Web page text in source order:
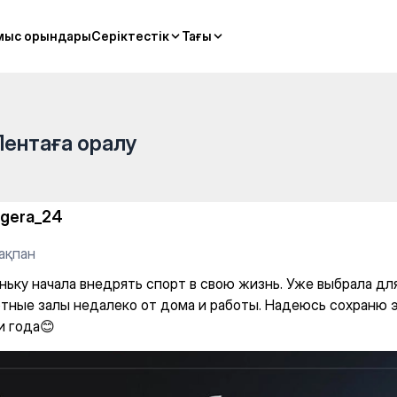
орындарыСеріктестік Тағы
орындарыСеріктестік Тағы
спорт в свою жизнь. Уже
оралу
начала внедрять спорт в свою жизнь. Уже выбрала
залы недалеко от дома и работы. Надеюсь сохраню
года😊